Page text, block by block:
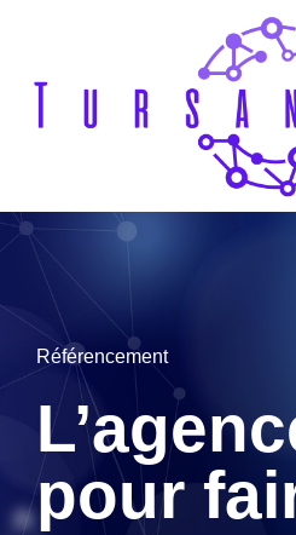
Référencement
pour